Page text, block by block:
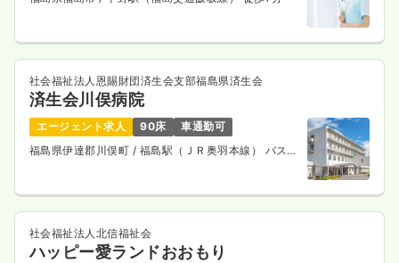
社会福祉法人恩賜財団済生会支部福島県済生会
済生会川俣病院
エージェント求人 90床
車通勤可
福島県伊達郡川俣町 / 福島駅（ＪＲ奥羽本線） バス
社会福祉法人北信福祉会
ハッピー愛ランドおおもり